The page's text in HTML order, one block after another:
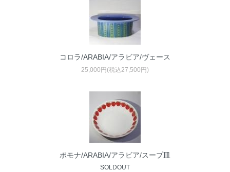
コロラ/ARABIA/アラビア/ヴェース
25,000円(税込27,500円)
ポモナ/ARABIA/アラビア/スープ皿
SOLDOUT